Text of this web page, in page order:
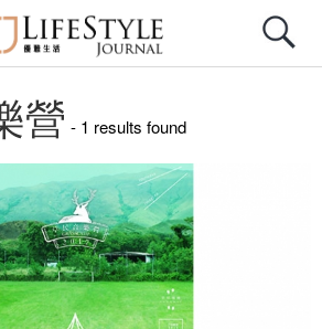
營 - 1 results found